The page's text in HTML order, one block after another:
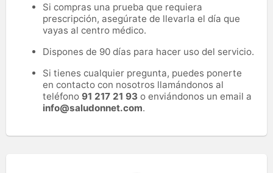
Si compras una prueba que requiera
prescripción, asegúrate de llevarla el día que
vayas al centro médico.
Dispones de 90 días para hacer uso del servicio.
Si tienes cualquier pregunta, puedes ponerte
en contacto con nosotros llamándonos al
teléfono 91 217 21 93 o enviándonos un email a
info@saludonnet.com.